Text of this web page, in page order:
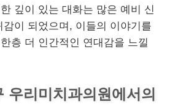
깊이 있는 대화는 많은 예비 신
감이 되었으며, 이들의 이야기를
층 더 인간적인 연대감을 느낄
우리미치과의원에서의